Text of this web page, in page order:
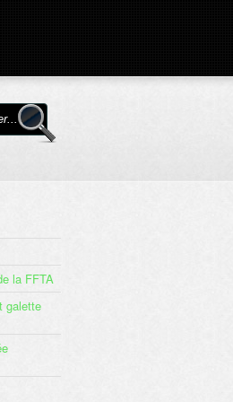
la FFTA
galette